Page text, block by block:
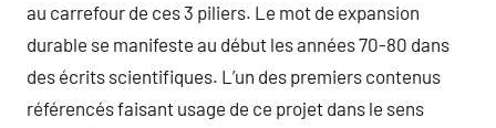
au carrefour de ces 3 piliers. Le mot de expansion
durable se manifeste au début les années 70-80 dans
des écrits scientifiques. L’un des premiers contenus
référencés faisant usage de ce projet dans le sens